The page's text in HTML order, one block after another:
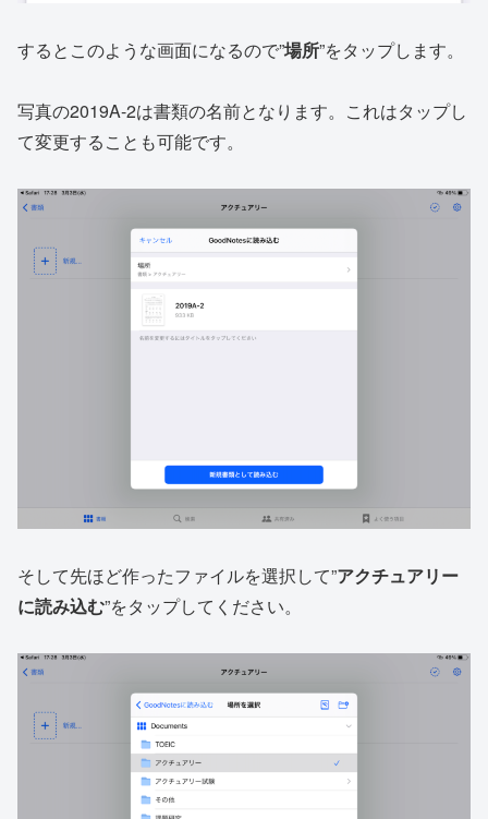
するとこのような画面になるので”場所”をタップします。
写真の2019A-2は書類の名前となります。これはタップし
て変更することも可能です。
そして先ほど作ったファイルを選択して”アクチュアリー
に読み込む”をタップしてください。